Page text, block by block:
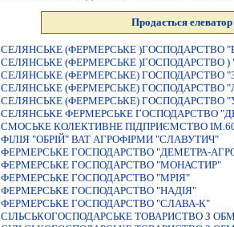
Продається елеватор
СЕЛЯНСЬКЕ (ФЕРМЕРСЬКЕ )ГОСПОДАРСТВО
СЕЛЯНСЬКЕ (ФЕРМЕРСЬКЕ )ГОСПОДАРСТВО )
СЕЛЯНСЬКЕ (ФЕРМЕРСЬКЕ) ГОСПОДАРСТВО
СЕЛЯНСЬКЕ (ФЕРМЕРСЬКЕ) ГОСПОДАРСТВО
СЕЛЯНСЬКЕ (ФЕРМЕРСЬКЕ) ГОСПОДАРСТВО
СЕЛЯНСЬКЕ ФЕРМЕРСЬКЕ ГОСПОДАРСТВО
СМОСЬКЕ КОЛЕКТИВНЕ ПIДПРИЄМСТВО
ФIЛIЯ "ОБРIЙ" ВАТ АГРОФIРМИ "СЛАВУТИЧ"
ФЕРМЕРСЬКЕ ГОСПОДАРСТВО "ДЕМЕТРА-
ФЕРМЕРСЬКЕ ГОСПОДАРСТВО "МОНАСТИР"
ФЕРМЕРСЬКЕ ГОСПОДАРСТВО "МРIЯ"
ФЕРМЕРСЬКЕ ГОСПОДАРСТВО "НАДIЯ"
ФЕРМЕРСЬКЕ ГОСПОДАРСТВО "СЛАВА-К"
СIЛЬСЬКОГОСПОДАРСЬКЕ ТОВАРИСТВО З